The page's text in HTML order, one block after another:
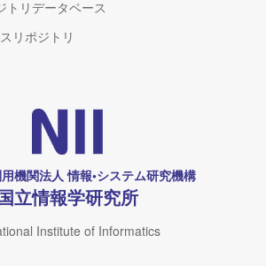
トリデータベース
リポジトリ
機関法人 情報•システム研究機構
立情報学研究所
Institute of Informatics